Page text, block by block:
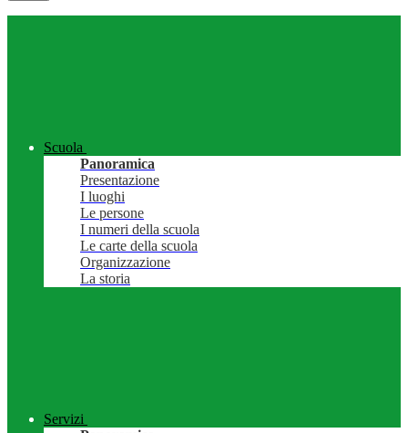
Scuola
Panoramica
Presentazione
I luoghi
Le persone
I numeri della scuola
Le carte della scuola
Organizzazione
La storia
Servizi